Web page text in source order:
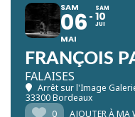
SAM
06
MAI
SAM
10
JUI
FRANÇOIS
FALAISES
Arrêt sur l'Image
33300 Bordeaux
0
AJOUTER À MA